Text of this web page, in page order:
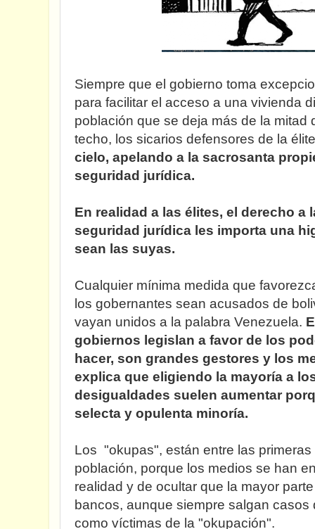
Siempre que el gobierno toma
para facilitar el acceso a una vivienda
población que se deja más de la mitad
techo, los sicarios defensores de la
cielo, apelando a la sacrosanta
seguridad jurídica.
En realidad a las élites, el derecho a
seguridad jurídica les importa una
sean las suyas.
Cualquier mínima medida que
los gobernantes sean acusados de
vayan unidos a la palabra Venezuela.
gobiernos legislan a favor de los
hacer, son grandes gestores y los
explica que eligiendo la mayoría a
desigualdades suelen aumentar
selecta y opulenta minoría.
Los "okupas", están entre las
población, porque los medios se han
realidad y de ocultar que la mayor
bancos, aunque siempre salgan
como víctimas de la "okupación".